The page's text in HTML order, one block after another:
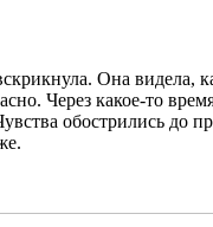
Она видела,
Через какое-то
обострились до